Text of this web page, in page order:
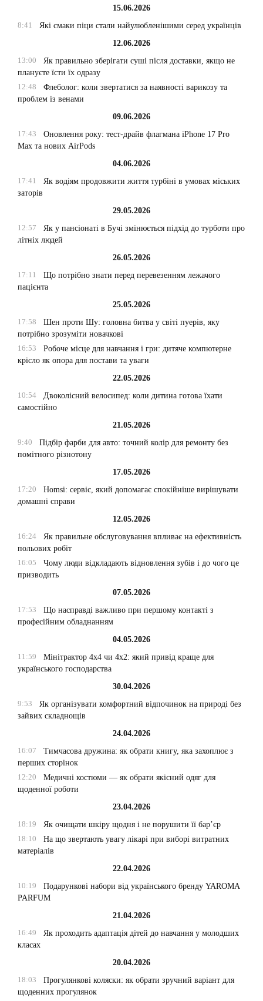
15.06.2026
8:41
Які смаки піци стали найулюбленішими серед українців
12.06.2026
13:00
Як правильно зберігати суші після доставки, якщо не
плануєте їсти їх одразу
12:48
Флеболог: коли звертатися за наявності варикозу та
проблем із венами
09.06.2026
17:43
Оновлення року: тест-драйв флагмана iPhone 17 Pro
Max та нових AirPods
04.06.2026
17:41
Як водіям продовжити життя турбіні в умовах міських
заторів
29.05.2026
12:57
Як у пансіонаті в Бучі змінюється підхід до турботи про
літніх людей
26.05.2026
17:11
Що потрібно знати перед перевезенням лежачого
пацієнта
25.05.2026
17:58
Шен проти Шу: головна битва у світі пуерів, яку
потрібно зрозуміти новачкові
16:53
Робоче місце для навчання і гри: дитяче компютерне
крісло як опора для постави та уваги
22.05.2026
10:54
Двоколісний велосипед: коли дитина готова їхати
самостійно
21.05.2026
9:40
Підбір фарби для авто: точний колір для ремонту без
помітного різнотону
17.05.2026
17:20
Homsi: сервіс, який допомагає спокійніше вирішувати
домашні справи
12.05.2026
16:24
Як правильне обслуговування впливає на ефективність
польових робіт
16:05
Чому люди відкладають відновлення зубів і до чого це
призводить
07.05.2026
17:53
Що насправді важливо при першому контакті з
професійним обладнанням
04.05.2026
11:59
Мінітрактор 4х4 чи 4х2: який привід краще для
українського господарства
30.04.2026
9:53
Як організувати комфортний відпочинок на природі без
зайвих складнощів
24.04.2026
16:07
Тимчасова дружина: як обрати книгу, яка захоплює з
перших сторінок
12:20
Медичні костюми — як обрати якісний одяг для
щоденної роботи
23.04.2026
18:19
Як очищати шкіру щодня і не порушити її бар’єр
18:10
На що звертають увагу лікарі при виборі витратних
матеріалів
22.04.2026
10:19
Подарункові набори від українського бренду YAROMA
PARFUM
21.04.2026
16:49
Як проходить адаптація дітей до навчання у молодших
класах
20.04.2026
18:03
Прогулянкові коляски: як обрати зручний варіант для
щоденних прогулянок